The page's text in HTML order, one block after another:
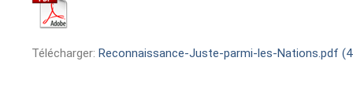
Télécharger: Reconnaissance-Juste-parmi-les-Nations.pdf